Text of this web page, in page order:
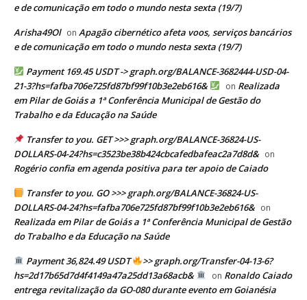
e de comunicação em todo o mundo nesta sexta (19/7)
Arisha49Ol on Apagão cibernético afeta voos, serviços bancários
e de comunicação em todo o mundo nesta sexta (19/7)
Payment 169.45 USDT -> graph.org/BALANCE-3682444-USD-04-
21-3?hs=fafba706e725fd87bf99f10b3e2eb616&
on Realizada
em Pilar de Goiás a 1ª Conferência Municipal de Gestão do
Trabalho e da Educação na Saúde
Transfer to you. GET >>> graph.org/BALANCE-36824-US-
DOLLARS-04-24?hs=c3523be38b424cbcafedbafeac2a7d8d& on
Rogério confia em agenda positiva para ter apoio de Caiado
Transfer to you. GO >>> graph.org/BALANCE-36824-US-
DOLLARS-04-24?hs=fafba706e725fd87bf99f10b3e2eb616& on
Realizada em Pilar de Goiás a 1ª Conferência Municipal de Gestão
do Trabalho e da Educação na Saúde
Payment 36,824.49 USDT
>> graph.org/Transfer-04-13-6?
hs=2d17b65d7d4f4149a47a25dd13a68acb&
on Ronaldo Caiado
entrega revitalização da GO-080 durante evento em Goianésia